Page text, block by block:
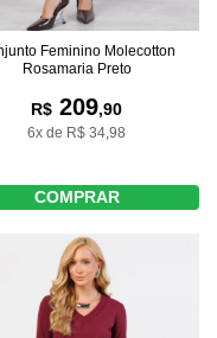
Feminino Molecotton
Rosamaria Preto
R$ 209,90
6x de R$ 34,98
COMPRAR